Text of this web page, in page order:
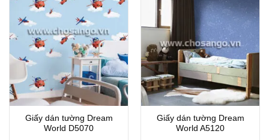
Giấy dán tường Dream
World D5070
Giấy dán tường Dream
World A5120